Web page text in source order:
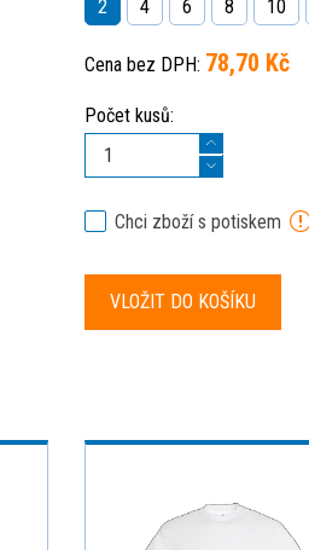
2
4 6 8 10
Cena bez DPH: 78,70 Kč
Počet kusů:
Chci zboží s potiskem